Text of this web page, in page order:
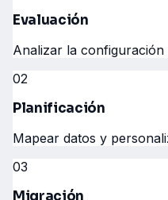
Evaluación
Analizar la configuración
02
Planificación
Mapear datos y
03
Migración